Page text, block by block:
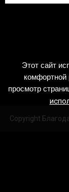
Copyright
Этот сайт
комфортной
просмотр